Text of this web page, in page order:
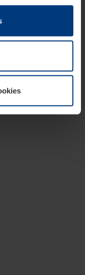
om de är
webbplatsen.
eller återkalla i